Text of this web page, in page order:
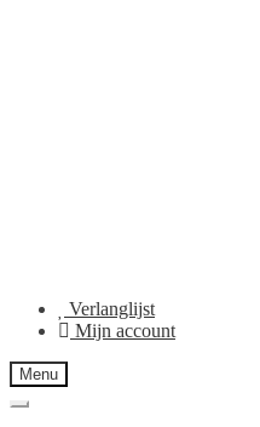
Verlanglijst
Mijn account
Menu